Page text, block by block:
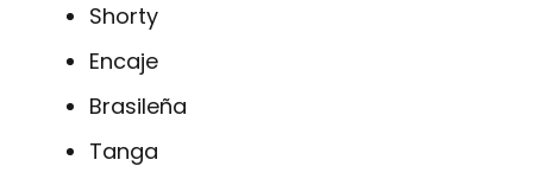
Shorty
Encaje
Brasileña
Tanga